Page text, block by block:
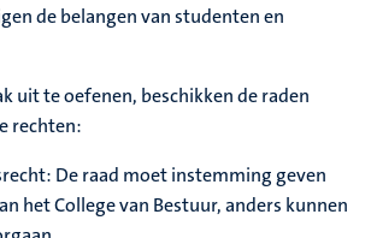
de belangen van studenten en
uit te oefenen, beschikken de raden
rechten:
De raad moet instemming geven
het College van Bestuur, anders kunnen